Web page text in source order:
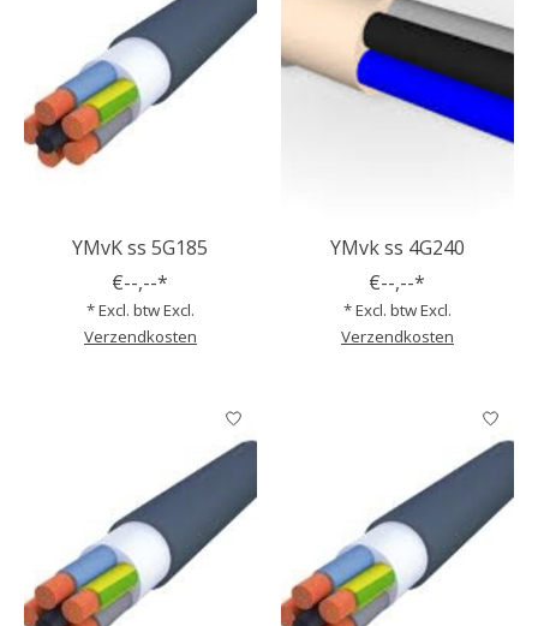
YMvK ss 5G185
€--,--*
* Excl. btw Excl.
Verzendkosten
YMvk ss 4G240
€--,--*
* Excl. btw Excl.
Verzendkosten